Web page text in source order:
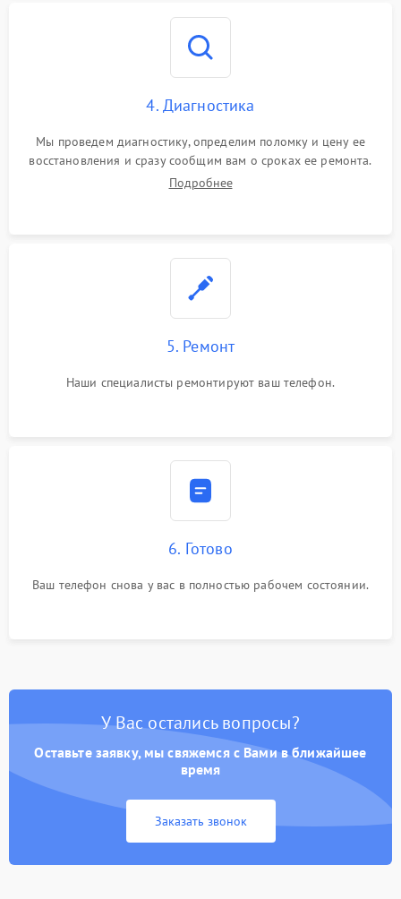
4. Диагностика
Мы проведем диагностику, определим поломку и цену ее
восстановления и сразу сообщим вам о сроках ее ремонта.
Подробнее
5. Ремонт
Наши специалисты ремонтируют ваш телефон.
6. Готово
Ваш телефон снова у вас в полностью рабочем состоянии.
У Вас остались вопросы?
Оставьте заявку, мы свяжемся с Вами в ближайшее
время
Заказать звонок